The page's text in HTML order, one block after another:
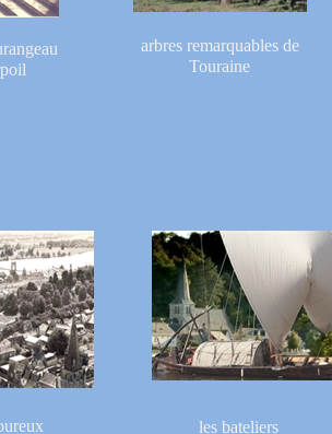
arbres remarquables de
Touraine
les bateliers